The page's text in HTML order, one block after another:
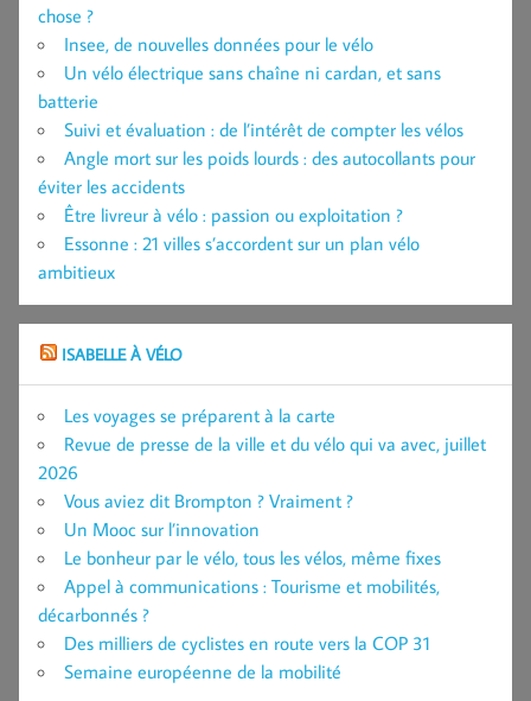
chose ?
Insee, de nouvelles données pour le vélo
Un vélo électrique sans chaîne ni cardan, et sans
batterie
Suivi et évaluation : de l’intérêt de compter les vélos
Angle mort sur les poids lourds : des autocollants pour
éviter les accidents
Être livreur à vélo : passion ou exploitation ?
Essonne : 21 villes s’accordent sur un plan vélo
ambitieux
ISABELLE À VÉLO
Les voyages se préparent à la carte
Revue de presse de la ville et du vélo qui va avec, juillet
2026
Vous aviez dit Brompton ? Vraiment ?
Un Mooc sur l’innovation
Le bonheur par le vélo, tous les vélos, même fixes
Appel à communications : Tourisme et mobilités,
décarbonnés ?
Des milliers de cyclistes en route vers la COP 31
Semaine européenne de la mobilité